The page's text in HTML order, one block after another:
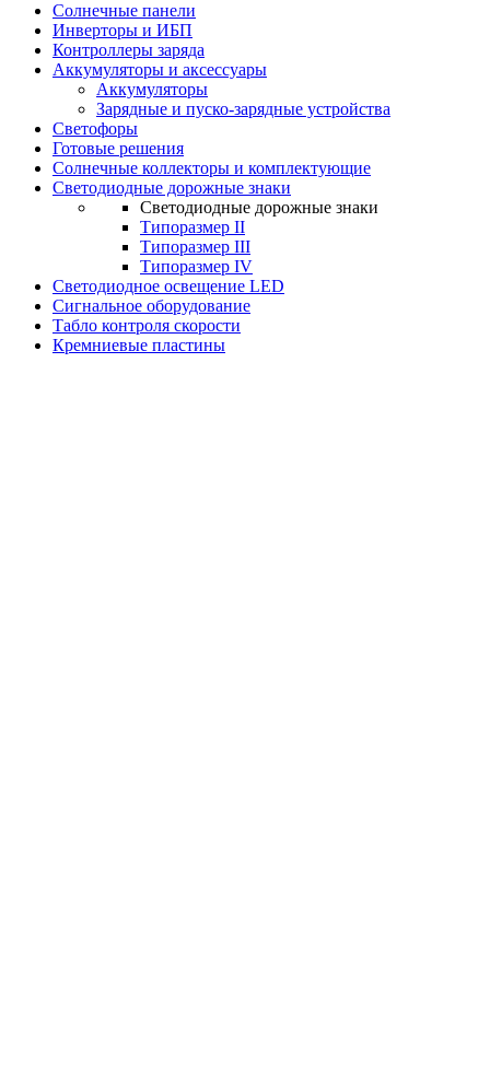
Солнечные панели
Инверторы и ИБП
Контроллеры заряда
Аккумуляторы и аксессуары
Аккумуляторы
Зарядные и пуско-зарядные устройства
Светофоры
Готовые решения
Солнечные коллекторы и комплектующие
Светодиодные дорожные знаки
Светодиодные дорожные знаки
Типоразмер II
Типоразмер III
Типоразмер IV
Светодиодное освещение LED
Сигнальное оборудование
Табло контроля скорости
Кремниевые пластины